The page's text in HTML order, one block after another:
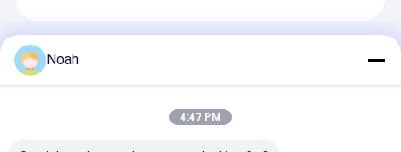
Prodotti Raccomandati
Noah
4:47 PM